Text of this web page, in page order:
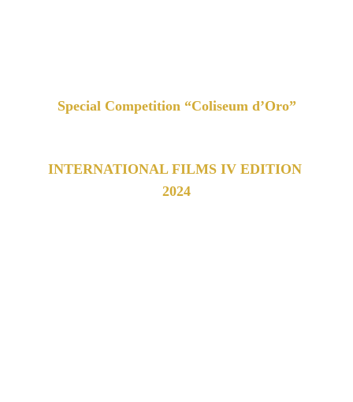
Special Competition “Coliseum d’Oro”
INTERNATIONAL FILMS IV EDITION
2024